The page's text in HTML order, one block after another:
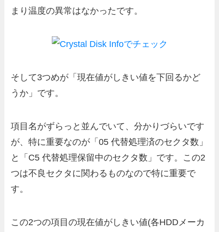
まり温度の異常はなかったです。
そして3つめが「現在値がしきい値を下回るかど
うか」です。
項目名がずらっと並んでいて、分かりづらいです
が、特に重要なのが「05 代替処理済のセクタ数」
と「C5 代替処理保留中のセクタ数」です。この2
つは不良セクタに関わるものなので特に重要で
す。
この2つの項目の現在値がしきい値(各HDDメーカ